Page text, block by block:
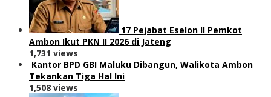
17 Pejabat Eselon II Pemkot
Ambon Ikut PKN II 2026 di Jateng
1,731 views
Kantor BPD GBI Maluku Dibangun, Walikota Ambon
Tekankan Tiga Hal Ini
1,508 views